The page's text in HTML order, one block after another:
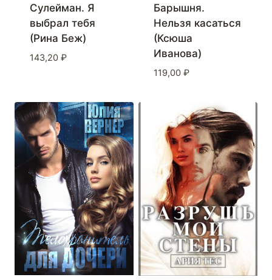
Сулейман. Я
выбрал тебя
(Рина Беж)
143,20 ₽
Барышня.
Нельзя касаться
(Ксюша
Иванова)
119,00 ₽